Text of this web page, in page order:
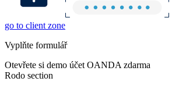
go to client zone
Vyplňte formulář
Otevřete si demo účet OANDA zdarma
Rodo section